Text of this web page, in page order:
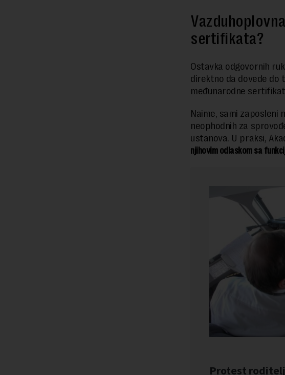
sertifikata?
Ostavka odgovornih
direktno da dovede do
međunarodne
Naime, sami zaposleni
neophodnih za
ustanova. U praksi,
njihovim odlaskom sa